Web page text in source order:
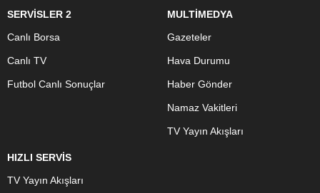
SERVİSLER 2
Canlı Borsa
Canlı TV
Futbol Canlı Sonuçlar
MULTİMEDYA
Gazeteler
Hava Durumu
Haber Gönder
Namaz Vakitleri
TV Yayın Akışları
HIZLI SERVİS
TV Yayın Akışları